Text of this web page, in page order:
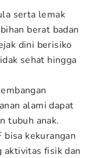
serta lemak
berat badan
dini berisiko
sehat hingga
alami dapat
tubuh anak.
kekurangan
aktivitas fisik dan